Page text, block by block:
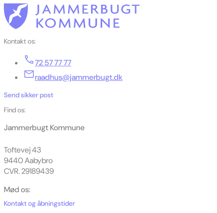
Kontakt os:
72 57 77 77
raadhus@jammerbugt.dk
Send sikker post
Find os:
Jammerbugt Kommune
Toftevej 43
9440 Aabybro
CVR. 29189439
Mød os:
Kontakt og åbningstider